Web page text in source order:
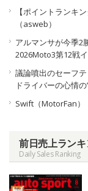
【ポイントランキ
（asweb）
アルマンサが今季2
2026Moto3第12戦
議論噴出のセーフ
ドライバーの心情
Swift（MotorFan）
前日売上ラン
Daily Sales Ranking